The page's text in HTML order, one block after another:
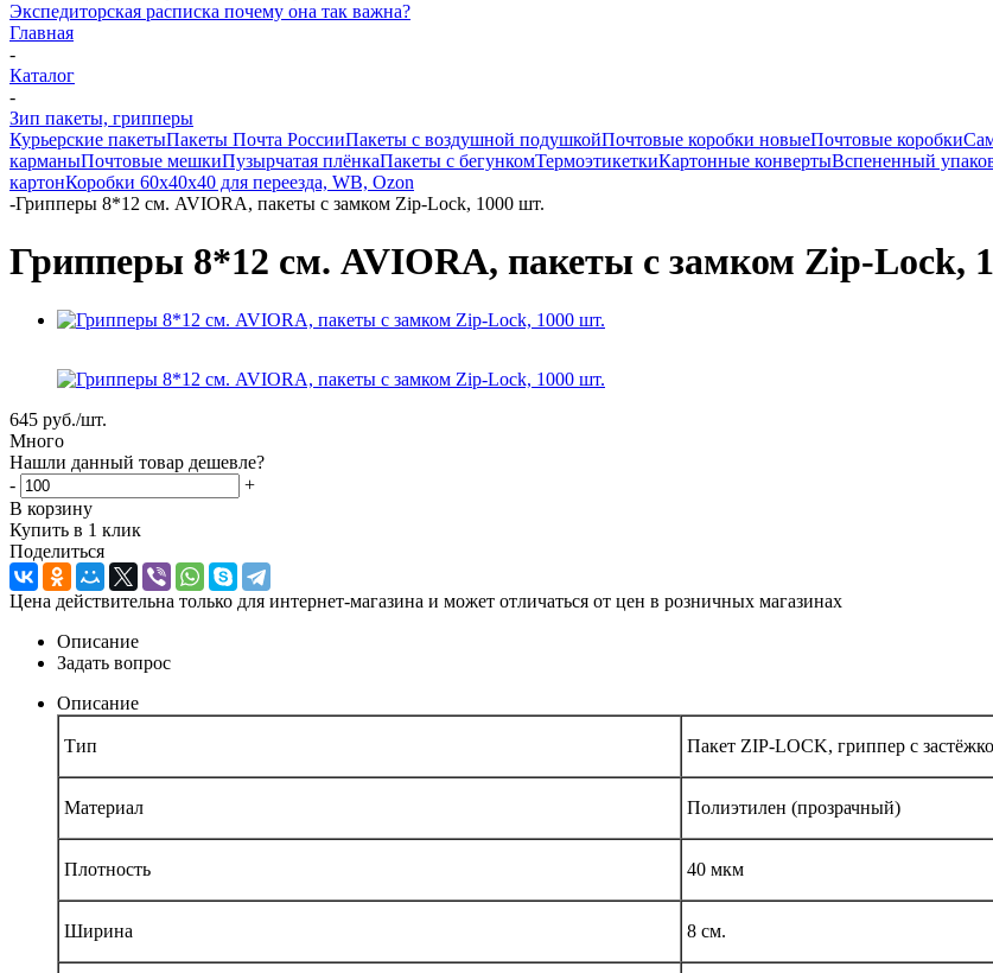
Экспедиторская расписка почему она так важна?
Главная
-
Каталог
-
Зип пакеты, грипперы
Курьерские пакетыПакеты Почта РоссииПакеты с воздушной подушкойПочтовые коробки новыеПочтовые коробки
карманыПочтовые мешкиПузырчатая плёнкаПакеты с бегункомТермоэтикеткиКартонные конвертыВспененный
картонКоробки 60х40х40 для переезда, WB, Ozon
-Грипперы 8*12 см. AVIORA, пакеты с замком Zip-Lock, 1000 шт.
Грипперы 8*12 см. AVIORA, пакеты с замком Zip-Lock,
645 руб./шт.
Много
Нашли данный товар дешевле?
-
+
В корзину
Купить в 1 клик
Поделиться
Цена действительна только для интернет-магазина и может отличаться от цен в розничных магазинах
Описание
Задать вопрос
Описание
Тип Пакет ZIP-LOCK, гриппер с
Материал Полиэтилен (прозрачный)
Плотность 40 мкм
Ширина 8 см.